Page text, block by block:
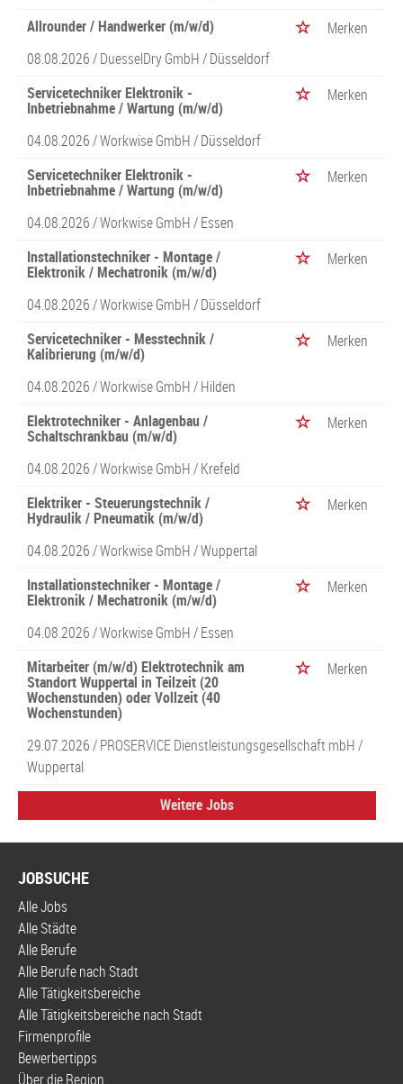
Allrounder / Handwerker (m/w/d)
Merken
08.08.2026 /DuesselDry GmbH/ Düsseldorf
Servicetechniker Elektronik -
Inbetriebnahme / Wartung (m/w/d)
Merken
04.08.2026 /Workwise GmbH/ Düsseldorf
Servicetechniker Elektronik -
Inbetriebnahme / Wartung (m/w/d)
Merken
04.08.2026 /Workwise GmbH/ Essen
Installationstechniker - Montage /
Elektronik / Mechatronik (m/w/d)
Merken
04.08.2026 /Workwise GmbH/ Düsseldorf
Servicetechniker - Messtechnik /
Kalibrierung (m/w/d)
Merken
04.08.2026 /Workwise GmbH/ Hilden
Elektrotechniker - Anlagenbau /
Schaltschrankbau (m/w/d)
Merken
04.08.2026 /Workwise GmbH/ Krefeld
Elektriker - Steuerungstechnik /
Hydraulik / Pneumatik (m/w/d)
Merken
04.08.2026 /Workwise GmbH/ Wuppertal
Installationstechniker - Montage /
Elektronik / Mechatronik (m/w/d)
Merken
04.08.2026 /Workwise GmbH/ Essen
Mitarbeiter (m/w/d) Elektrotechnik am
Standort Wuppertal in Teilzeit (20
Wochenstunden) oder Vollzeit (40
Wochenstunden)
Merken
29.07.2026 /PROSERVICE Dienstleistungsgesellschaft mbH/
Wuppertal
Weitere Jobs
JOBSUCHE
Alle Jobs
Alle Städte
Alle Berufe
Alle Berufe nach Stadt
Alle Tätigkeitsbereiche
Alle Tätigkeitsbereiche nach Stadt
Firmenprofile
Bewerbertipps
Über die Region